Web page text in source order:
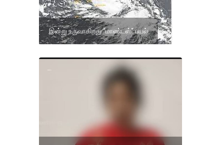
இன்று உருவாகிறது “மாண்டஸ்” புயல்